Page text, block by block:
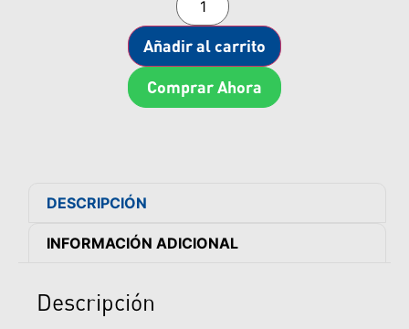
Añadir al carrito
Comprar Ahora
DESCRIPCIÓN
INFORMACIÓN ADICIONAL
Descripción